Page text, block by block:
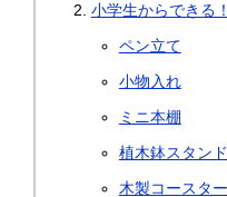
小学生からできる
ペン立て
小物入れ
ミニ本棚
植木鉢スタンド
木製コースター